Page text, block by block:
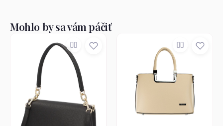
Mohlo by sa vám páčiť